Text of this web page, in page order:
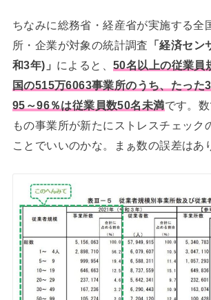
ちなみに総務省・経産省が実施する全
所・企業が対象の統計調査
「経済セ
和3年)」 によると、50名以上の従業員
国の515万6063事業所のうち、たった
95～96％は従業員数50名未満です。
もの事業所が新たにストレスチェック
ことでいいのかな。まぁ数の誤差はあ